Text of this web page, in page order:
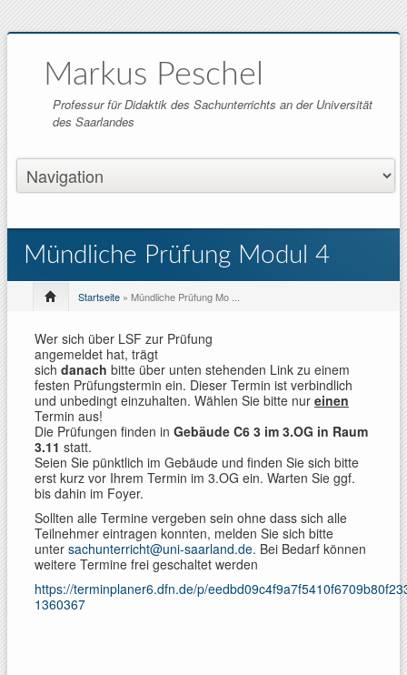
Markus Peschel
Professur für Didaktik des Sachunterrichts an der Universität
des Saarlandes
Mündliche Prüfung Modul 4
Startseite » Mündliche Prüfung Mo ...
Wer sich über LSF zur Prüfung
angemeldet hat, trägt
sich danach bitte über unten stehenden Link zu einem
festen Prüfungstermin ein. Dieser Termin ist verbindlich
und unbedingt einzuhalten. Wählen Sie bitte nur einen
Termin aus!
Die Prüfungen finden in Gebäude C6 3 im 3.OG in Raum
3.11 statt.
Seien Sie pünktlich im Gebäude und finden Sie sich bitte
erst kurz vor Ihrem Termin im 3.OG ein. Warten Sie ggf.
bis dahin im Foyer.
Sollten alle Termine vergeben sein ohne dass sich alle
Teilnehmer eintragen konnten, melden Sie sich bitte
unter sachunterricht@uni-saarland.de. Bei Bedarf können
weitere Termine frei geschaltet werden
https://terminplaner6.dfn.de/p/
1360367